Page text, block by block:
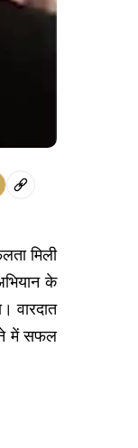
मिली
के
वारदात
में सफल